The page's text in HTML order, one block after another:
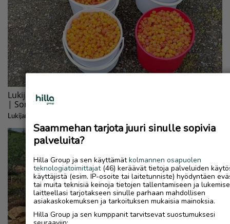
Saammehan tarjota juuri sinulle sopivia
palveluita?
Hilla Group ja sen käyttämätkolmannen osapuolen
teknologiatoimittajat(46) keräävät tietoja palveluiden
käyttäjistä (esim. IP-osoite tai laitetunniste) hyödyntäen
tai muita teknisiä keinoja tietojen tallentamiseen ja
laitteellasi tarjotakseen sinulle parhaan mahdollisen
asiakaskokemuksen ja tarkoituksen mukaisia mainoksia.
Hilla Group ja sen kumppanit tarvitsevat suostumuksesi